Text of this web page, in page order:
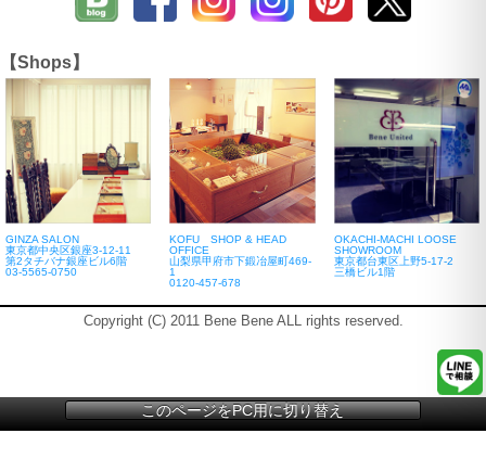
【Shops】
GINZA SALON
東京都中央区銀座3-12-11
第2タチバナ銀座ビル6階
03-5565-0750
KOFU SHOP & HEAD
OFFICE
山梨県甲府市下鍛冶屋町469-
1
0120-457-678
OKACHI-MACHI LOOSE
SHOWROOM
東京都台東区上野5-17-2
三橋ビル1階
Copyright (C) 2011 Bene Bene ALL rights reserved.
このページをPC用に切り替え